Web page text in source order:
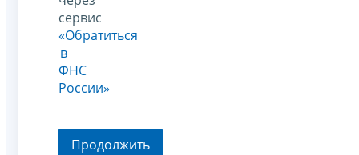
сервис
«Обратиться
в
ФНС
России»
Продолжить